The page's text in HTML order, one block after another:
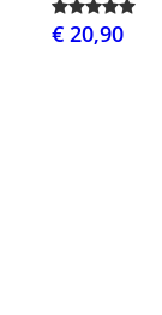
€ 20,90